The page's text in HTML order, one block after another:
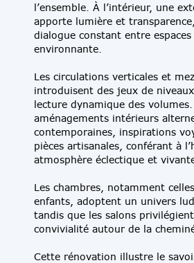
l’ensemble. À l’intérieur, une
apporte lumière et
dialogue constant entre
environnante.
Les circulations verticales et
introduisent des jeux de
lecture dynamique des volumes.
aménagements intérieurs
contemporaines, inspirations
pièces artisanales, conférant à
atmosphère éclectique et
Les chambres, notamment
enfants, adoptent un univers
tandis que les salons
convivialité autour de la
Cette rénovation illustre le